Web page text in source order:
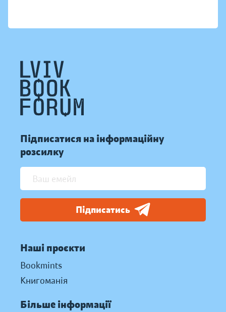
Підписатися на інформаційну
розсилку
Підписатись
Наші проєкти
Bookmints
Книгоманія
Більше інформації